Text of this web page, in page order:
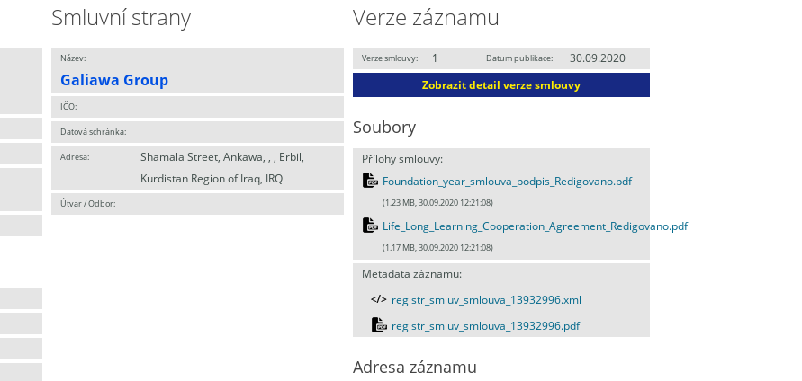
Smluvní strany
Název:
Galiawa Group
IČO:
Datová schránka:
Adresa:
Shamala Street, Ankawa, , , Erbil,
Kurdistan Region of Iraq, IRQ
Útvar / Odbor:
Verze záznamu
Verze smlouvy: 1 Datum publikace:
30.09.2020
Zobrazit detail verze smlouvy
Soubory
Přílohy smlouvy:
Foundation_year_smlouva_podpis_Redigovano.pdf
(1.23 MB, 30.09.2020 12:21:08)
Life_Long_Learning_Cooperation_Agreement_Redigovano.pdf
(1.17 MB, 30.09.2020 12:21:08)
Metadata záznamu:
registr_smluv_smlouva_13932996.xml
registr_smluv_smlouva_13932996.pdf
Adresa záznamu